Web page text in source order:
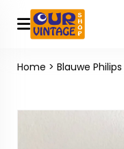
Home > Blauwe